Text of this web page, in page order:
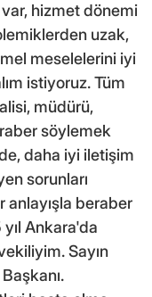
hizmet dönemi
uzak,
meselelerini iyi
istiyoruz. Tüm
müdürü,
söylemek
daha iyi iletişim
sorunları
anlayışla beraber
Ankara'da
Sayın